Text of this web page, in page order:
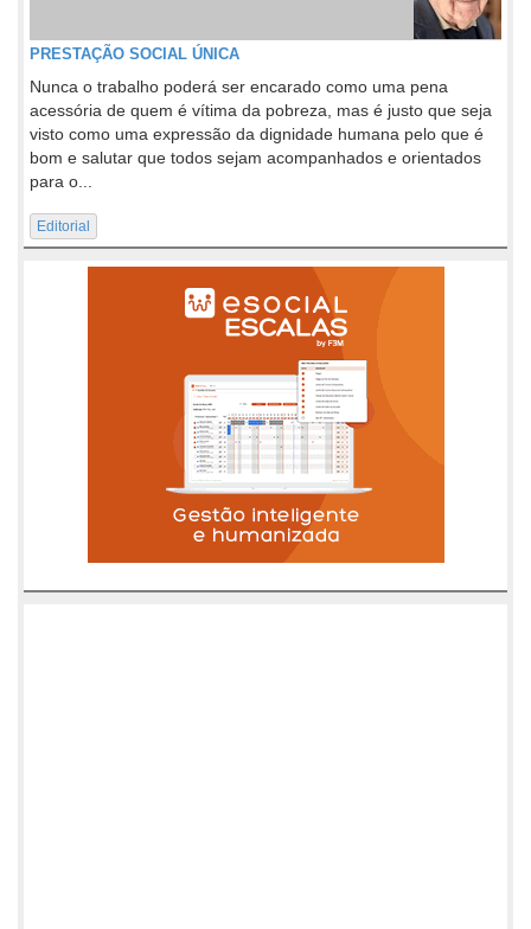
PRESTAÇÃO SOCIAL ÚNICA
Nunca o trabalho poderá ser encarado como uma pena
acessória de quem é vítima da pobreza, mas é justo que seja
visto como uma expressão da dignidade humana pelo que é
bom e salutar que todos sejam acompanhados e orientados
para o...
Editorial